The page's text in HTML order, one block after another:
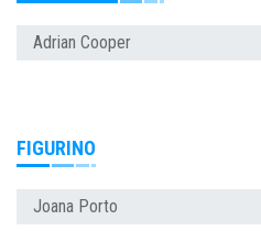
Adrian Cooper
FIGURINO
Joana Porto